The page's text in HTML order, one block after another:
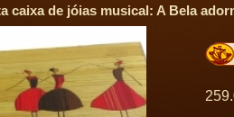
caixa de jóias musical: A Bela
259